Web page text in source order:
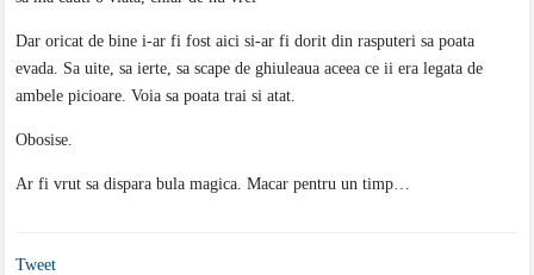
Dar oricat de bine i-ar fi fost aici si-ar fi dorit din rasputeri sa poata
evada. Sa uite, sa ierte, sa scape de ghiuleaua aceea ce ii era legata de
ambele picioare. Voia sa poata trai si atat.
Obosise.
Ar fi vrut sa dispara bula magica. Macar pentru un timp…
Tweet